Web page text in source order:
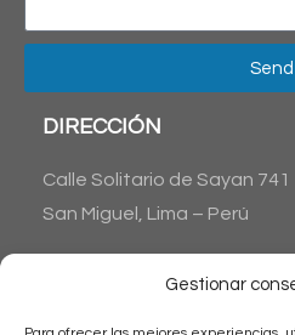
Gestionar
DIRECCIÓN
Calle Solitario de Sayan 741
San Miguel, Lima – Perú
CONTÁCTANOS
Send